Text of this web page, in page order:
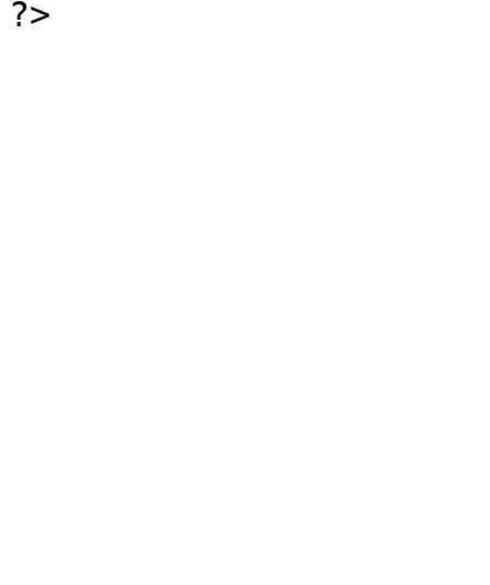
?>